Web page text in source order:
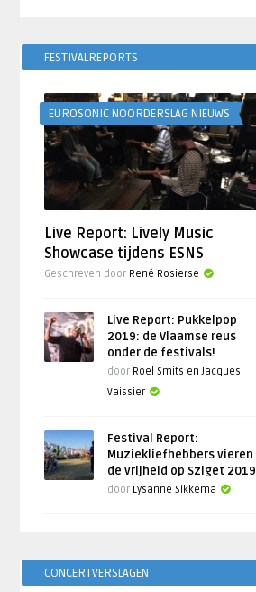
FESTIVALREPORTS
EUROSONIC NOORDERSLAG NIEUWS
Live Report: Lively Music
Showcase tijdens ESNS
Geschreven door René Rosierse
Live Report: Pukkelpop
2019: de Vlaamse reus
onder de festivals!
door Roel Smits en Jacques
Vaissier
Festival Report:
Muziekliefhebbers vieren
de vrijheid op Sziget 2019
door Lysanne Sikkema
CONCERTVERSLAGEN